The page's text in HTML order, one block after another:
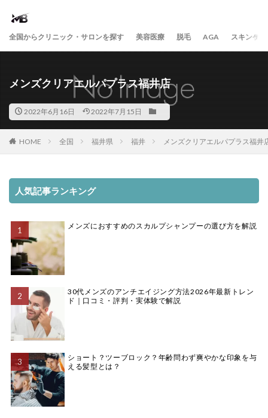
全国からクリニック・サロンを探す 美容医療 脱毛 AGA スキンケア
メンズクリアエルパプラス福井店
2022年6月16日 2022年7月15日
HOME 全国 福井県 福井 メンズクリアエルパプラス福井
人気記事ランキング
メンズにおすすめのスカルプシャンプーの選び方を解説
30代メンズのアンチエイジング方法2026年最新トレン
ド｜口コミ・評判・実体験で解説
ショート？ツーブロック？年齢問わず爽やかな印象を与
える髪型とは？